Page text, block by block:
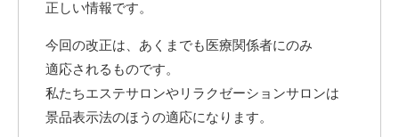
正しい情報です。
今回の改正は、あくまでも医療関係者にのみ
適応されるものです。
私たちエステサロンやリラクゼーションサロンは
景品表示法のほうの適応になります。